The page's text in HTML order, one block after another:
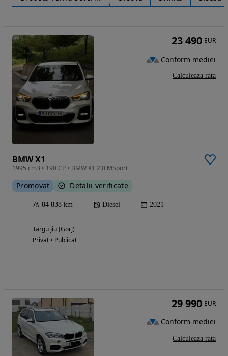
BMW X1
1995 cm3 • 190 CP • BMW X1 2.0 MSport
Promovat Detalii verificate
84 838 km Diesel 2021
Targu Jiu (Gorj)
Privat • Publicat
23 490 EUR
Conform mediei
Calculeaza rata
29 990 EUR
Conform mediei
Calculeaza rata